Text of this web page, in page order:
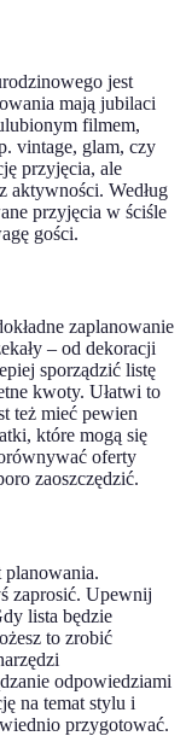
jest
mają jubilaci
filmem,
vintage, glam, czy
przyjęcia, ale
aktywności. Według
przyjęcia w ściśle
gości.
zaplanowanie
– od dekoracji
sporządzić listę
kwoty. Ułatwi to
też mieć pewien
które mogą się
oferty
zaoszczędzić.
planowania.
zaprosić. Upewnij
lista będzie
to zrobić
odpowiedziami
na temat stylu i
przygotować.